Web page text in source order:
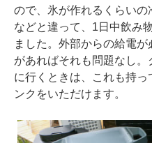
ので、氷が作れるくらい
などと違って、1日中飲み
ました。外部からの給電
があればそれも問題なし。
に行くときは、これも持っ
ンクをいただけます。